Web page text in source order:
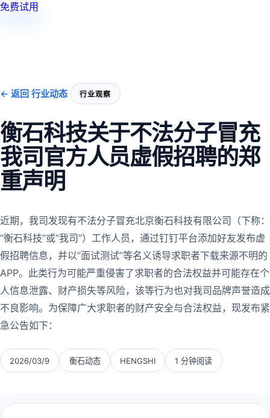
免费试用
← 返回 行业动态 行业观察
衡石科技关于不法分子冒充
我司官方人员虚假招聘的郑
重声明
近期，我司发现有不法分子冒充北京衡石科技有限公司（下称：
“衡石科技”或“我司”）工作人员，通过钉钉平台添加好友发布虚
假招聘信息，并以“面试测试”等名义诱导求职者下载来源不明的
APP。此类行为可能严重侵害了求职者的合法权益并可能存在个
人信息泄露、财产损失等风险，该等行为也对我司品牌声誉造成
不良影响。为保障广大求职者的财产安全与合法权益，现发布紧
急公告如下：
2026/03/9 衡石动态 HENGSHI 1 分钟阅读